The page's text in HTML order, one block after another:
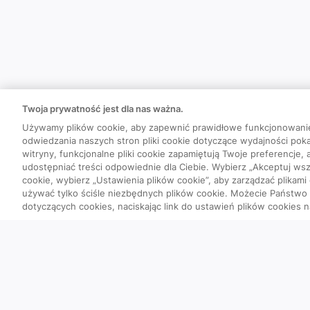
Twoja prywatność jest dla nas ważna.
Używamy plików cookie, aby zapewnić prawidłowe
odwiedzania naszych stron pliki cookie dotyczące wydajności
witryny, funkcjonalne pliki cookie zapamiętują Twoje preferencje,
udostępniać treści odpowiednie dla Ciebie. Wybierz „Akceptuj
cookie, wybierz „Ustawienia plików cookie”, aby zarządzać
używać tylko ściśle niezbędnych plików cookie. Możecie
dotyczących cookies, naciskając link do ustawień plików cookies